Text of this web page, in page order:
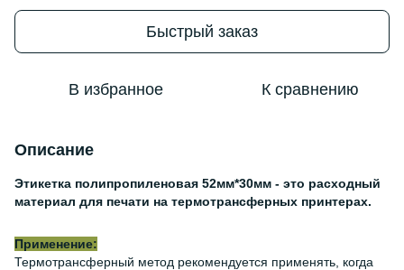
Быстрый заказ
В избранное К сравнению
Описание
Этикетка полипропиленовая 52мм*30мм - это расходный
материал для печати на термотрансферных принтерах.
Применение:
Термотрансферный метод рекомендуется применять, когда